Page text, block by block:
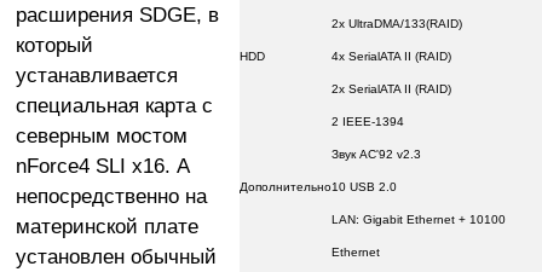
HDD
2x UltraDMA/133(RAID)
4x SerialATA II (RAID)
2x SerialATA II (RAID)
Дополнительно
2 IEEE-1394
Звук AC'92 v2.3
10 USB 2.0
LAN: Gigabit Ethernet + 10100
Ethernet
расширения SDGE, в
который
устанавливается
специальная карта с
северным мостом
nForce4 SLI x16. А
непосредственно на
материнской плате
установлен обычный